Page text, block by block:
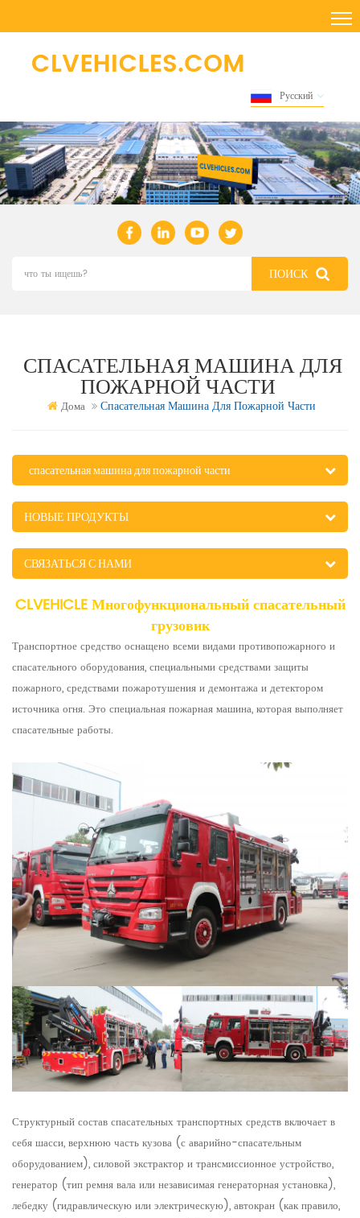
Русский
СПАСАТЕЛЬНАЯ МАШИНА ДЛЯ
ПОЖАРНОЙ ЧАСТИ
Дома Спасательная Машина Для Пожарной Части
спасательная машина для пожарной части
НОВЫЕ ПРОДУКТЫ
СВЯЗАТЬСЯ С НАМИ
CLVEHICLE Многофункциональный спасательный
грузовик
Транспортное средство оснащено всеми видами противопожарного и
спасательного оборудования, специальными средствами защиты
пожарного, средствами пожаротушения и демонтажа и детектором
источника огня. Это специальная пожарная машина, которая выполняет
спасательные работы.
Структурный состав спасательных транспортных средств включает в
себя шасси, верхнюю часть кузова (с аварийно-спасательным
оборудованием), силовой экстрактор и трансмиссионное устройство,
генератор (тип ремня вала или независимая генераторная установка),
лебедку (гидравлическую или электрическую), автокран (как правило,